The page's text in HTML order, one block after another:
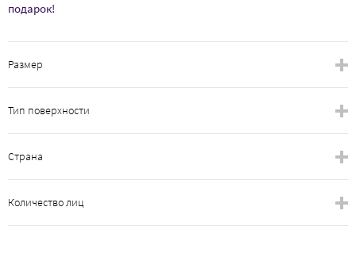
подарок!
Размер
Тип поверхности
Страна
Количество лиц